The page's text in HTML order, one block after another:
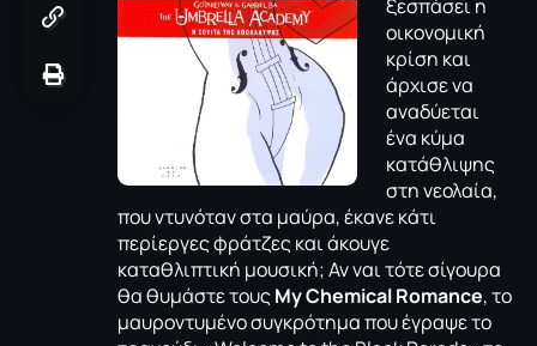
ξεσπάσει η
οικονομική
κρίση και
άρχισε να
αναδύεται
ένα κύμα
κατάθλιψης
στη νεολαία,
που ντυνόταν στα μαύρα, έκανε κάτι
περίεργες φράτζες και άκουγε
καταθλιπτική μουσική; Αν ναι τότε σίγουρα
θα θυμάστε τουςMyChemicalRomance, το
μαυροντυμένο συγκρότημα που έγραψε το